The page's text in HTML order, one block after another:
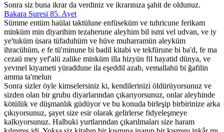
Sonra siz buna ikrar da verdiniz ve ikrarınıza şahit de oldunuz.
Bakara Suresi 85. Ayet
Sümme entüm haülai taktülune enfüseküm ve tuhricune ferikam
minküm min diyarihim tezaherune aleyhim bil ismi vel udvan, ve iy
ye'tuküm üsara tüfaduhüm ve hüve muharramün aleyküm
ihracühüm, e fe tü'minune bi badil kitabi ve tekfürune bi ba'd, fe ma
cezaü mey yef'alü zalike minküm illa hizyün fil hayatid dünya, ve
yevmel kiyameti yüraddune ila eşeddil azab, vemallahü bi ğafilin
amma ta'melun
Sonra sizler öyle kimselersiniz ki, kendilerinizi öldürüyorsunuz ve
sizden olan bir grubu diyarlarından çıkarıyorsunuz, onlar aleyhinde
kötülük ve düşmanlık güdüyor ve bu konuda birleşip birbirinize arka
çıkıyorsunuz, şayet size esir olarak gelirlerse fidyeleşmeye
kalkıyorsunuz. Halbuki yurtlarından çıkarılmaları size haram